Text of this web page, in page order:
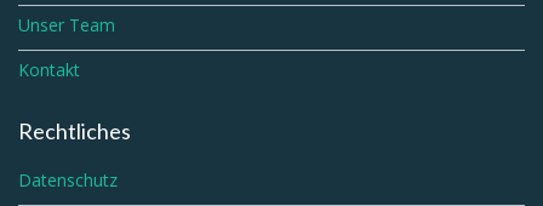
Unser Team
Kontakt
Rechtliches
Datenschutz